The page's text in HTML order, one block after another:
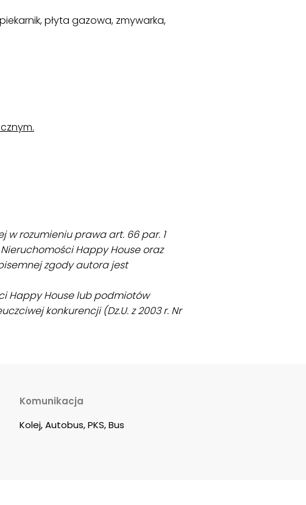
płyta gazowa, zmywarka,
w rozumieniu prawa art. 66 par. 1
Happy House oraz
zgody autora jest
Happy House lub podmiotów
konkurencji (Dz.U. z 2003 r. Nr
Komunikacja
Kolej, Autobus, PKS, Bus